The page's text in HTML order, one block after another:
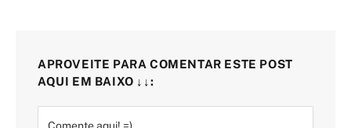
APROVEITE PARA COMENTAR ESTE POST
AQUI EM BAIXO ↓↓: